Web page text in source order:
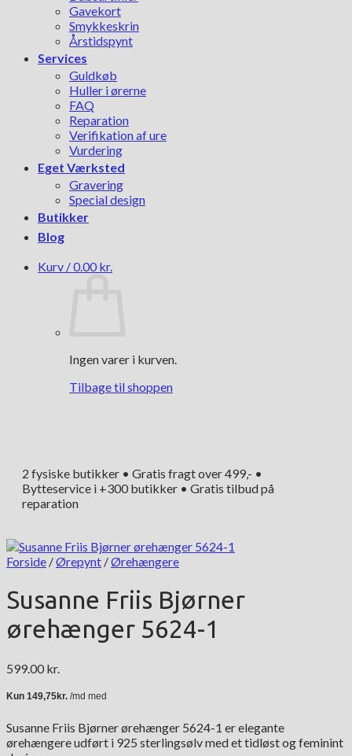
Gavekort
Smykkeskrin
Årstidspynt
Services
Guldkøb
Huller i ørerne
FAQ
Reparation
Verifikation af ure
Vurdering
Eget Værksted
Gravering
Special design
Butikker
Blog
Kurv /0.00 kr.
Ingen varer i kurven.
Tilbage til shoppen
2 fysiske butikker • Gratis fragt over 499,- •
Bytteservice i +300 butikker • Gratis tilbud på
reparation
Forside /Ørepynt /Ørehængere
Susanne Friis Bjørner
ørehænger 5624-1
599.00 kr.
Susanne Friis Bjørner ørehænger 5624-1 er elegante
ørehængere udført i 925 sterlingsølv med et tidløst og feminint